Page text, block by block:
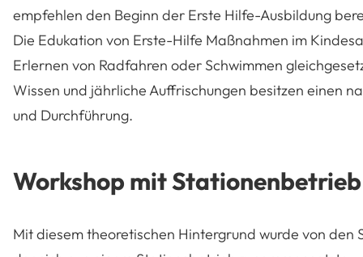
empfehlen den Beginn der Erste Hilfe-Ausbildung
Die Edukation von Erste-Hilfe Maßnahmen im
Erlernen von Radfahren oder Schwimmen
Wissen und jährliche Auffrischungen besitzen einen
und Durchführung.
Workshop mit Stationenbetrieb
Mit diesem theoretischen Hintergrund wurde von den